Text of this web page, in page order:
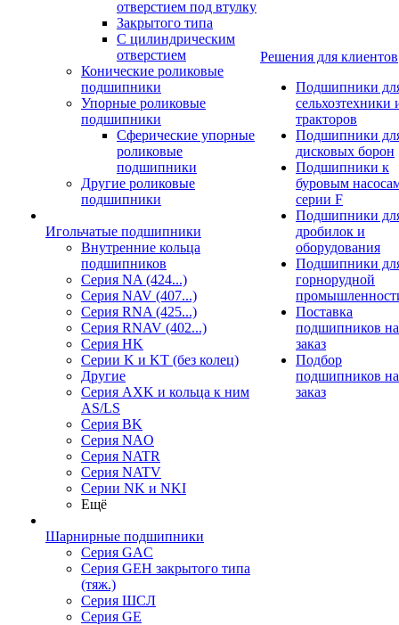
отверстием под втулку
Закрытого типа
С цилиндрическим
отверстием
Конические роликовые
подшипники
Упорные роликовые
подшипники
Сферические упорные
роликовые
подшипники
Другие роликовые
подшипники
Игольчатые подшипники
Внутренние кольца
подшипников
Серия NA (424...)
Серия NAV (407...)
Серия RNA (425...)
Серия RNAV (402...)
Серия HK
Серии K и KT (без колец)
Другие
Серия AXK и кольца к ним
AS/LS
Серия BK
Серия NAO
Серия NATR
Серия NATV
Серии NK и NKI
Ещё
Шарнирные подшипники
Серия GAC
Серия GEH закрытого типа
(тяж.)
Серия ШСЛ
Серия GE
Решения для клиентов
Подшипники
сельхозтехники
тракторов
Подшипники
дисковых борон
Подшипники к
буровым
серии F
Подшипники
дробилок и
оборудования
Подшипники
горнорудной
Поставка
подшипников на
заказ
Подбор
подшипников на
заказ